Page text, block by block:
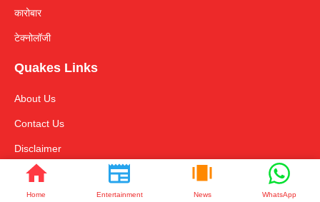
Home Entertainment News WhatsApp
कारोबार
टेक्नोलॉजी
Quakes Links
About Us
Contact Us
Disclaimer
Privacy policy
Useful AI Tool